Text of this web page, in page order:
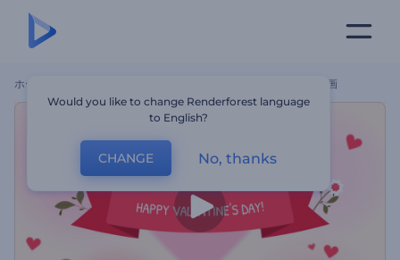
ホーム 素敵なバレンタインデーのオープニング動画
Would you like to change Renderforest language
to English?
CHANGE No, thanks